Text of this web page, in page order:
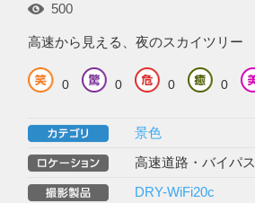
500
高速から見える、夜のスカイツリー
0 0 0 0
景色
高速道路・バイパス
DRY-WiFi20c